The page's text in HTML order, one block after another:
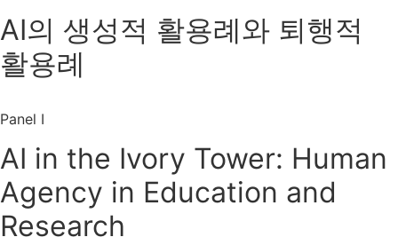
AI의 생성적 활용례와 퇴행적
활용례
Panel I
AI in the Ivory Tower: Human
Agency in Education and
Research